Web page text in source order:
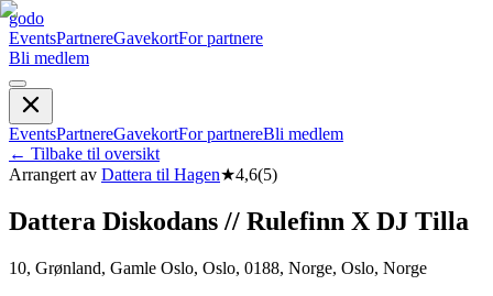
godo
EventsPartnereGavekortFor partnere
Bli medlem
EventsPartnereGavekortFor partnereBli medlem
← Tilbake til oversikt
Arrangert av Dattera til Hagen★4,6(5)
Dattera Diskodans // Rulefinn X DJ Tilla
10, Grønland, Gamle Oslo, Oslo, 0188, Norge, Oslo, Norge